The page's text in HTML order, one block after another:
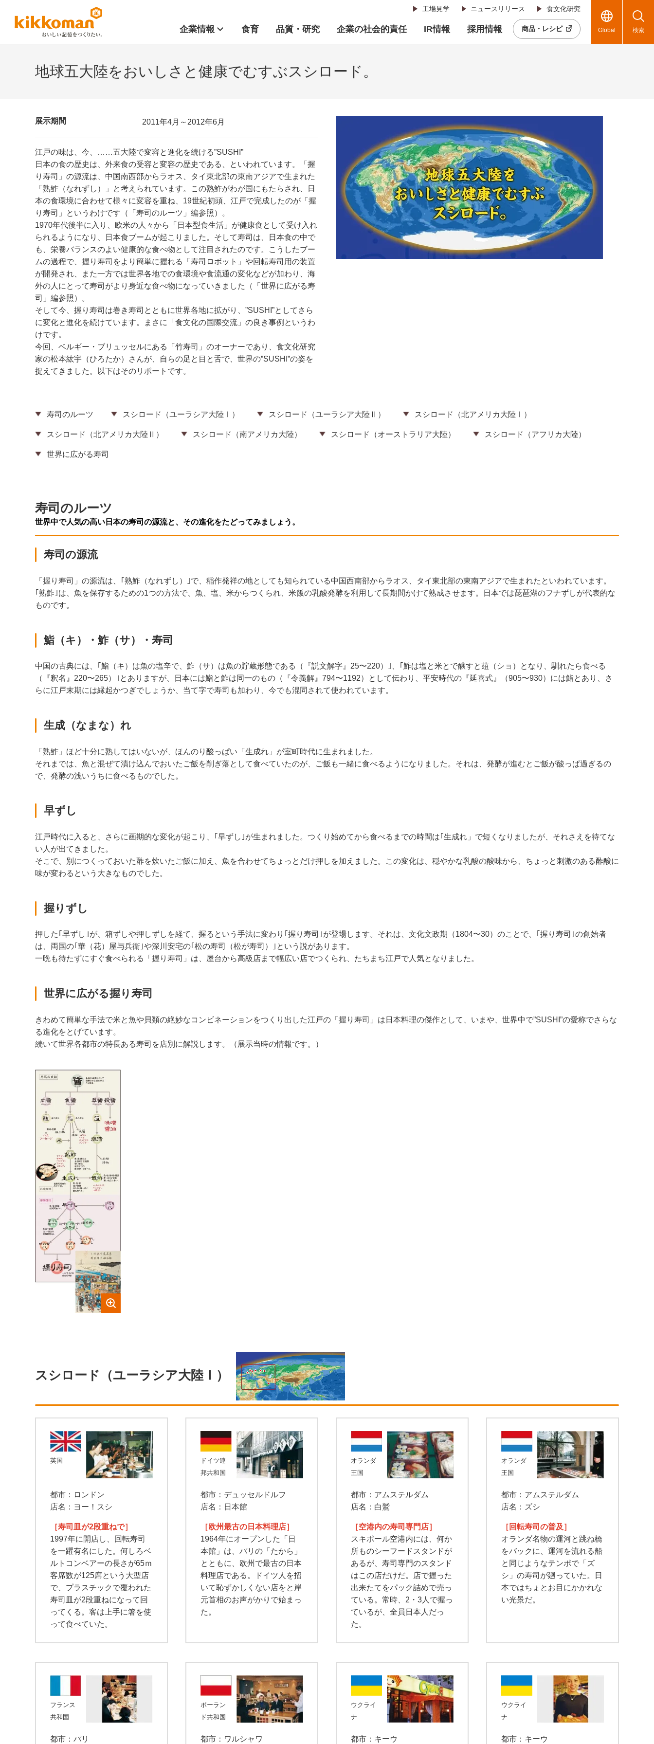
工場見学 ニュースリリース 食文化研究
企業情報 食育 品質・研究 企業の社会的責任 IR情報 採用情報 商品・レシピ Global 検索
地球五大陸をおいしさと健康でむすぶスシロード。
展示期間 2011年4月～2012年6月
江戸の味は、今、……五大陸で変容と進化を続ける”SUSHI”
日本の食の歴史は、外来食の受容と変容の歴史である、といわれています。「握
り寿司」の源流は、中国南西部からラオス、タイ東北部の東南アジアで生まれた
「熟鮓（なれずし）」と考えられています。この熟鮓がわが国にもたらされ、日
本の食環境に合わせて様々に変容を重ね、19世紀初頭、江戸で完成したのが「握
り寿司」というわけです（「寿司のルーツ」編参照）。
1970年代後半に入り、欧米の人々から「日本型食生活」が健康食として受け入れ
られるようになり、日本食ブームが起こりました。そして寿司は、日本食の中で
も、栄養バランスのよい健康的な食べ物として注目されたのです。こうしたブー
ムの過程で、握り寿司をより簡単に握れる「寿司ロボット」や回転寿司用の装置
が開発され、また一方では世界各地での食環境や食流通の変化などが加わり、海
外の人にとって寿司がより身近な食べ物になっていきました（「世界に広がる寿
司」編参照）。
そして今、握り寿司は巻き寿司とともに世界各地に拡がり、”SUSHI”としてさら
に変化と進化を続けています。まさに「食文化の国際交流」の良き事例というわ
けです。
今回、ベルギー・ブリュッセルにある「竹寿司」のオーナーであり、食文化研究
家の松本紘宇（ひろたか）さんが、自らの足と目と舌で、世界の”SUSHI”の姿を
捉えてきました。以下はそのリポートです。
寿司のルーツ スシロード（ユーラシア大陸Ⅰ） スシロード（ユーラシア大陸Ⅱ） スシロード（北アメリカ大陸Ⅰ）
スシロード（北アメリカ大陸Ⅱ） スシロード（南アメリカ大陸） スシロード（オーストラリア大陸） スシロード（アフリカ大陸）
世界に広がる寿司
寿司のルーツ
世界中で人気の高い日本の寿司の源流と、その進化をたどってみましょう。
寿司の源流
「握り寿司」の源流は、｢熟鮓（なれずし）｣で、稲作発祥の地としても知られている中国西南部からラオス、タイ東北部の東南アジアで生まれたといわれています。
｢熟鮓｣は、魚を保存するための1つの方法で、魚、塩、米からつくられ、米飯の乳酸発酵を利用して長期間かけて熟成させます。日本では琵琶湖のフナずしが代表的な
ものです。
鮨（キ）・鮓（サ）・寿司
中国の古典には、｢鮨（キ）は魚の塩辛で、鮓（サ）は魚の貯蔵形態である（『説文解字』25〜220）｣、｢鮓は塩と米とで醸すと葅（ショ）となり、馴れたら食べる
（『釈名』220〜265）｣とありますが、日本には鮨と鮓は同一のもの（『令義解』794〜1192）として伝わり、平安時代の『延喜式』（905〜930）には鮨とあり、さ
らに江戸末期には縁起かつぎでしょうか、当て字で寿司も加わり、今でも混同されて使われています。
生成（なまな）れ
「熟鮓」ほど十分に熟してはいないが、ほんのり酸っぱい「生成れ」が室町時代に生まれました。
それまでは、魚と混ぜて漬け込んでおいたご飯を削ぎ落として食べていたのが、ご飯も一緒に食べるようになりました。それは、発酵が進むとご飯が酸っぱ過ぎるの
で、発酵の浅いうちに食べるものでした。
早ずし
江戸時代に入ると、さらに画期的な変化が起こり、｢早ずし｣が生まれました。つくり始めてから食べるまでの時間は｢生成れ」で短くなりましたが、それさえを待てな
い人が出てきました。
そこで、別につくっておいた酢を炊いたご飯に加え、魚を合わせてちょっとだけ押しを加えました。この変化は、穏やかな乳酸の酸味から、ちょっと刺激のある酢酸に
味が変わるという大きなものでした。
握りずし
押した｢早ずし｣が、箱ずしや押しずしを経て、握るという手法に変わり｢握り寿司｣が登場します。それは、文化文政期（1804〜30）のことで、｢握り寿司｣の創始者
は、両国の｢華（花）屋与兵衛｣や深川安宅の｢松の寿司（松が寿司）｣という説があります。
一晩も待たずにすぐ食べられる「握り寿司」は、屋台から高級店まで幅広い店でつくられ、たちまち江戸で人気となりました。
世界に広がる握り寿司
きわめて簡単な手法で米と魚や貝類の絶妙なコンビネーションをつくり出した江戸の「握り寿司」は日本料理の傑作として、いまや、世界中で”SUSHI”の愛称でさらな
る進化をとげています。
続いて世界各都市の特長ある寿司を店別に解説します。（展示当時の情報です。）
スシロード（ユーラシア大陸Ⅰ）
英国
都市：ロンドン
店名：ヨー！スシ
［寿司皿が2段重ねで］
1997年に開店し、回転寿司
を一躍有名にした。何しろベ
ルトコンベアーの長さが65ｍ
客席数が125席という大型店
で、プラスチックで覆われた
寿司皿が2段重ねになって回
ってくる。客は上手に箸を使
って食べていた。
ドイツ連
邦共和国
都市：デュッセルドルフ
店名：日本館
［欧州最古の日本料理店］
1964年にオープンした「日
本館」は、パリの「たから」
とともに、欧州で最古の日本
料理店である。ドイツ人を招
いて恥ずかしくない店をと岸
元首相のお声がかりで始まっ
た。
オランダ
王国
都市：アムステルダム
店名：白鷲
［空港内の寿司専門店］
スキポール空港内には、何か
所ものシーフードスタンドが
あるが、寿司専門のスタンド
はこの店だけだ。店で握った
出来たてをパック詰めで売っ
ている。常時、2・3人で握っ
ているが、全員日本人だっ
た。
オランダ
王国
都市：アムステルダム
店名：ズシ
［回転寿司の普及］
オランダ名物の運河と跳ね橋
をバックに、運河を流れる船
と同じようなテンポで「ズ
シ」の寿司が廻っていた。日
本ではちょとお目にかかれな
い光景だ。
フランス
共和国
都市：パリ
ポーラン
ド共和国
都市：ワルシャワ
ウクライ
ナ
都市：キーウ
ウクライ
ナ
都市：キーウ